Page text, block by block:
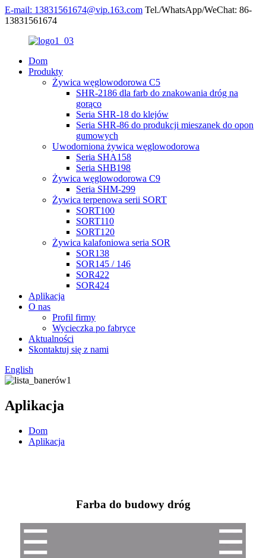
E-mail: 13831561674@vip.163.com Tel./WhatsApp/WeChat: 86-
13831561674
Dom
Produkty
Żywica węglowodorowa C5
SHR-2186 dla farb do znakowania dróg na
gorąco
Seria SHR-18 do klejów
Seria SHR-86 do produkcji mieszanek do opon
gumowych
Uwodorniona żywica węglowodorowa
Seria SHA158
Seria SHB198
Żywica węglowodorowa C9
Seria SHM-299
Żywica terpenowa serii SORT
SORT100
SORT110
SORT120
Żywica kalafoniowa seria SOR
SOR138
SOR145 / 146
SOR422
SOR424
Aplikacja
O nas
Profil firmy
Wycieczka po fabryce
Aktualności
Skontaktuj się z nami
English
Aplikacja
Dom
Aplikacja
Farba do budowy dróg